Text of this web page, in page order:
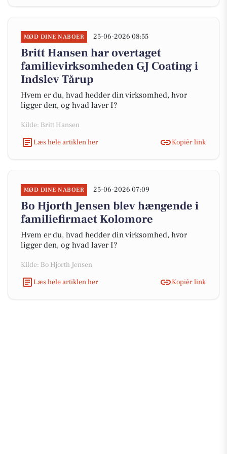
MØD DINE NABOER 25-06-2026 08:55
Britt Hansen har overtaget
familievirksomheden GJ Coating i
Indslev Tårup
Hvem er du, hvad hedder din virksomhed, hvor
ligger den, og hvad laver I?
Kilde: Britt Hansen
Læs hele artiklen her
Kopiér link
MØD DINE NABOER 25-06-2026 07:09
Bo Hjorth Jensen blev hængende i
familiefirmaet Kolomore
Hvem er du, hvad hedder din virksomhed, hvor
ligger den, og hvad laver I?
Kilde: Bo Hjorth Jensen
Læs hele artiklen her
Kopiér link